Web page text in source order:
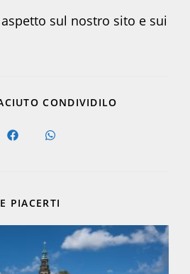
sul nostro sito e sui
CONDIVIDILO
Opens
Opens
PIACERTI